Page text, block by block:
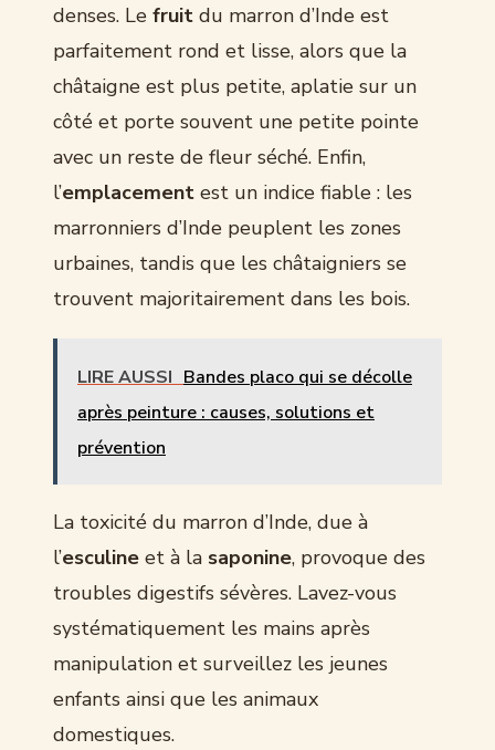
denses. Le fruit du marron d’Inde est
parfaitement rond et lisse, alors que la
châtaigne est plus petite, aplatie sur un
côté et porte souvent une petite pointe
avec un reste de fleur séché. Enfin,
l’emplacement est un indice fiable : les
marronniers d’Inde peuplent les zones
urbaines, tandis que les châtaigniers se
trouvent majoritairement dans les bois.
LIRE AUSSI Bandes placo qui se décolle
après peinture : causes, solutions et
prévention
La toxicité du marron d’Inde, due à
l’esculine et à la saponine, provoque des
troubles digestifs sévères. Lavez-vous
systématiquement les mains après
manipulation et surveillez les jeunes
enfants ainsi que les animaux
domestiques.